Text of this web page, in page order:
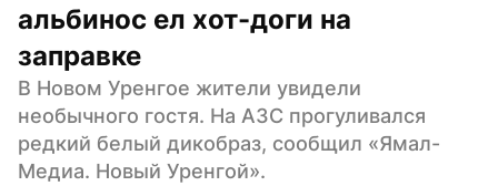
альбинос ел хот-доги на
заправке
В Новом Уренгое жители увидели
необычного гостя. На АЗС прогуливался
редкий белый дикобраз, сообщил «Ямал-
Медиа. Новый Уренгой».